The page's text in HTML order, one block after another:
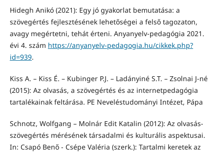
Hidegh Anikó (2021): Egy jó gyakorlat bemutatása: a
szövegértés fejlesztésének lehetőségei a felső tagozaton,
avagy megértetni, tehát érteni. Anyanyelv-pedagógia 2021.
évi 4. szám https://anyanyelv-pedagogia.hu/cikkek.php?
id=939.
Kiss A. – Kiss É. – Kubinger P.J. – Ladányiné S.T. – Zsolnai J-né
(2015): Az olvasás, a szövegértés és az internetpedagógia
tartalékainak feltárása. PE Neveléstudományi Intézet, Pápa
Schnotz, Wolfgang – Molnár Edit Katalin (2012): Az olvasás-
szövegértés mérésének társadalmi és kulturális aspektusai.
In: Csapó Benő - Csépe Valéria (szerk.): Tartalmi keretek az